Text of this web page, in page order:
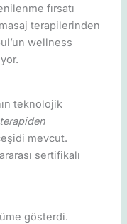
fırsatı
terapilerinden
wellness
teknolojik
mevcut.
sertifikalı
gösterdi.